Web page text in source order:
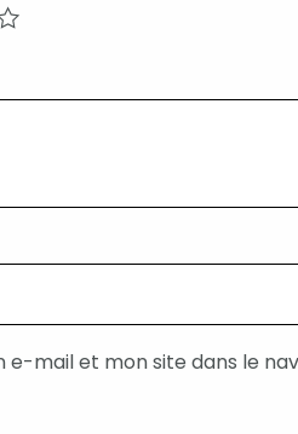
e-mail et mon site dans le